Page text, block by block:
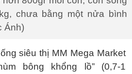
chưa bằng một nửa bình
Ánh)
siêu thị MM Mega Market
bông khổng lồ” (0,7-1